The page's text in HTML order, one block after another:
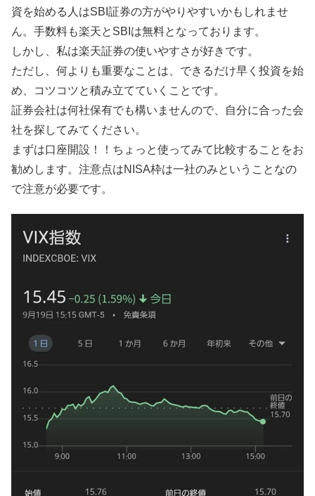
資を始める人はSBI証券の方がやりやすいかもしれませ
ん。手数料も楽天とSBIは無料となっております。
しかし、私は楽天証券の使いやすさが好きです。
ただし、何よりも重要なことは、できるだけ早く投資を始
め、コツコツと積み立てていくことです。
証券会社は何社保有でも構いませんので、自分に合った会
社を探してみてください。
まずは口座開設！！ちょっと使ってみて比較することをお
勧めします。注意点はNISA枠は一社のみということなの
で注意が必要です。